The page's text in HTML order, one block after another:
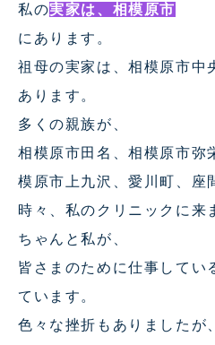
私の実家は、相模原市
にあります。
祖母の実家は、相模原市中
あります。
多くの親族が、
相模原市田名、相模原市弥
模原市上九沢、愛川町、座
時々、私のクリニックに来
ちゃんと私が、
皆さまのために仕事してい
ています。
色々な挫折もありましたが、